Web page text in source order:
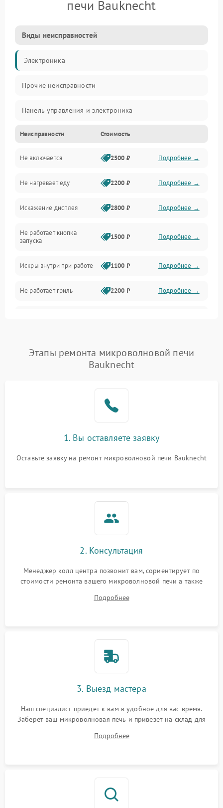
печи Bauknecht
Виды неисправностей
Электроника
Прочие неисправности
Панель управления и электроника
Дверца и корпус
Механика и внутренние элементы
Механические повреждения
Питание и запуск
Нагрев и приготовление
Программное обеспечение
Неисправности Стоимость
Не включается 2500 ₽ Подробнее →
Не нагревает еду 2200 ₽ Подробнее →
Искажение дисплея 2800 ₽ Подробнее →
Не работает кнопка
запуска
1500 ₽ Подробнее →
Искры внутри при работе 1100 ₽ Подробнее →
Не работает гриль 2200 ₽ Подробнее →
Появление запаха гари Подробнее →
2400 ₽ Подробнее →
Не горит подсветка 2000 ₽
Этапы ремонта микроволновой печи
Bauknecht
1. Вы оставляете заявку
Оставьте заявку на ремонт микроволновой печи Bauknecht
2. Консультация
Менеджер колл центра позвонит вам, сориентирует по
стоимости ремонта вашего микроволновой печи а также
Подробнее
3. Выезд мастера
Наш специалист приедет к вам в удобное для вас время.
Заберет ваш микроволновая печь и привезет на склад для
Подробнее